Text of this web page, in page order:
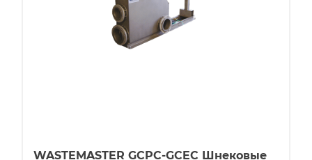
WASTEMASTER GCPC-GCEC Шнековые